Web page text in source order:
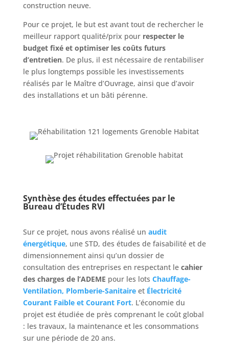
construction neuve.
Pour ce projet, le but est avant tout de rechercher le
meilleur rapport qualité/prix pour respecter le
budget fixé et optimiser les coûts futurs
d’entretien. De plus, il est nécessaire de rentabiliser
le plus longtemps possible les investissements
réalisés par le Maître d’Ouvrage, ainsi que d’avoir
des installations et un bâti pérenne.
Synthèse des études effectuées par le
Bureau d’Études RVI
Sur ce projet, nous avons réalisé un audit
énergétique, une STD, des études de faisabilité et de
dimensionnement ainsi qu’un dossier de
consultation des entreprises en respectant le cahier
des charges de l’ADEME pour les lots Chauffage-
Ventilation, Plomberie-Sanitaireet Électricité
Courant Faible et Courant Fort. L’économie du
projet est étudiée de près comprenant le coût global
: les travaux, la maintenance et les consommations
sur une période de 20 ans.